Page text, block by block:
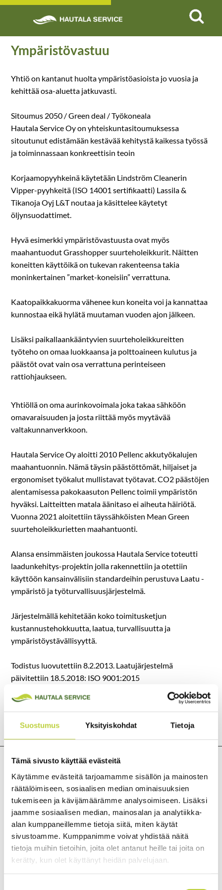
Suostumus Yksityiskohdat Tietoja
Tämä sivusto käyttää evästeitä
Käytämme evästeitä tarjoamamme sisällön ja mainosten
räätälöimiseen, sosiaalisen median ominaisuuksien
tukemiseen ja kävijämäärämme analysoimiseen. Lisäksi
jaamme sosiaalisen median, mainosalan ja analytiikka-
alan kumppaneillemme tietoja siitä, miten käytät
sivustoamme. Kumppanimme voivat yhdistää näitä
tietoja muihin tietoihin, joita olet antanut heille tai joita on
kerätty, kun olet käyttänyt heidän palvelujaan.
Ympäristövastuu
Yhtiö on kantanut huolta ympäristöasioista jo vuosia ja
kehittää osa-aluetta jatkuvasti.
Sitoumus 2050 / Green deal / Työkoneala
Hautala Service Oy on yhteiskuntasitoumuksessa
sitoutunut edistämään kestävää kehitystä kaikessa työssä
ja toiminnassaan konkreettisin teoin
Korjaamopyyhkeinä käytetään Lindström Cleanerin
Vipper-pyyhkeitä (ISO 14001 sertifikaatti) Lassila &
Tikanoja Oyj L&T noutaa ja käsittelee käytetyt
öljynsuodattimet.
Hyvä esimerkki ympäristövastuusta ovat myös
maahantuodut Grasshopper suurteholeikkurit. Näitten
koneitten käyttöikä on tukevan rakenteensa takia
moninkertainen ”market-koneisiin” verrattuna.
Kaatopaikkakuorma vähenee kun koneita voi ja kannattaa
kunnostaa eikä hylätä muutaman vuoden ajon jälkeen.
Lisäksi paikallaankääntyvien suurteholeikkureitten
työteho on omaa luokkaansa ja polttoaineen kulutus ja
päästöt ovat vain osa verrattuna perinteiseen
rattiohjaukseen.
Yhtiöllä on oma aurinkovoimala joka takaa sähköön
omavaraisuuden ja josta riittää myös myytävää
valtakunnanverkkoon.
Hautala Service Oy aloitti 2010 Pellenc akkutyökalujen
maahantuonnin. Nämä täysin päästöttömät, hiljaiset ja
ergonomiset työkalut mullistavat työtavat. CO2 päästöjen
alentamisessa pakokaasuton Pellenc toimii ympäristön
hyväksi. Laitteitten matala äänitaso ei aiheuta häiriötä.
Vuonna 2021 aloitettiin täyssähköisten Mean Green
suurteholeikkurietten maahantuonti.
Alansa ensimmäisten joukossa Hautala Service toteutti
laadunkehitys-projektin jolla rakennettiin ja otettiin
käyttöön kansainvälisiin standardeihin perustuva Laatu -
ympäristö ja työturvallisuusjärjestelmä.
Järjestelmällä kehitetään koko toimitusketjun
kustannustehokkuutta, laatua, turvallisuutta ja
ympäristöystävällisyyttä.
Todistus luovutettiin 8.2.2013. Laatujärjestelmä
päivitettiin 18.5.2018: ISO 9001:2015
ympäristöjärjestelmät ja ISO 45001 työterveys ja
turvallisuusjärjestelmät